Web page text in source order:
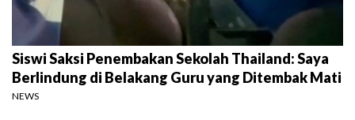
Siswi Saksi Penembakan Sekolah Thailand: Saya
Berlindung di Belakang Guru yang Ditembak Mati
NEWS